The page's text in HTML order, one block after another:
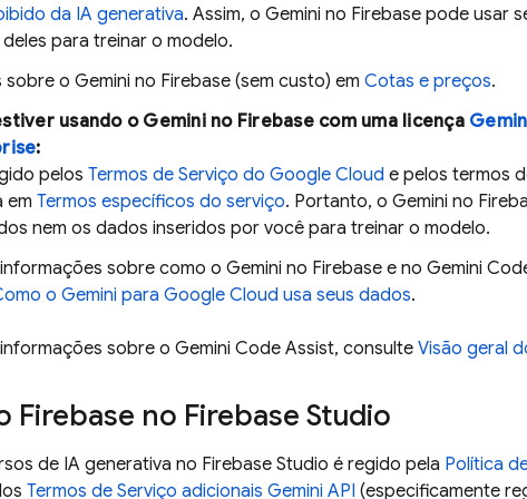
da IA generativa. Assim, o Gemini no Firebase pode usar
para treinar o modelo.
sobre o Gemini no Firebase (sem custo) em Cotas e preços.
usando o Gemini no Firebasecom uma licença
:
pelos Termos de Serviço do Google Cloud e pelos termos
em Termos específicos do serviço. Portanto, o Gemini no
nem os dados inseridos por você para treinar o modelo.
sobre como o Gemini no Firebase e no Gemini
o Gemini para Google Cloud usa seus dados.
sobre o Gemini Code Assist, consulte Visão geral
Firebase no Firebase Studio
de IA generativa no Firebase Studio é regido pela Política
Termos de Serviço adicionais Gemini API (especificamente